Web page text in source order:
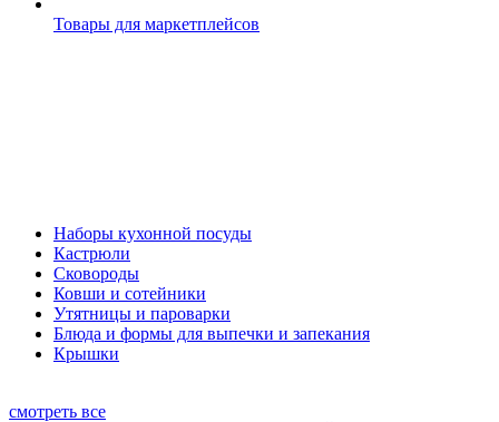
Товары для маркетплейсов
Наборы кухонной посуды
Кастрюли
Сковороды
Ковши и сотейники
Утятницы и пароварки
Блюда и формы для выпечки и запекания
Крышки
смотреть все